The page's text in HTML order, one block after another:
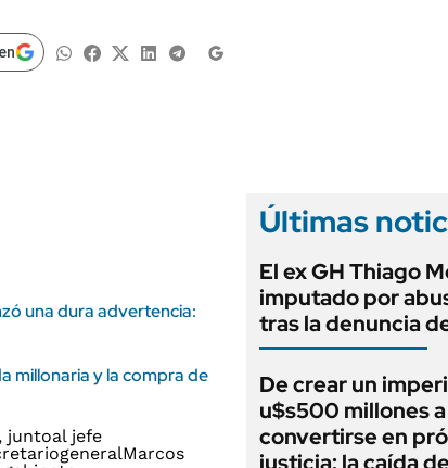
una dura advertencia:
millonaria y la compra de
Últimas
El ex GH Thiago
imputado por
tras la denuncia
De crear un
u$s500 millones a
convertirse en